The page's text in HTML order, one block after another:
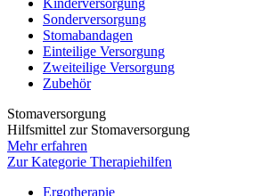
Kinderversorgung
Sonderversorgung
Stomabandagen
Einteilige Versorgung
Zweiteilige Versorgung
Zubehör
Stomaversorgung
Hilfsmittel zur Stomaversorgung
Mehr erfahren
Zur Kategorie Therapiehilfen
Ergotherapie